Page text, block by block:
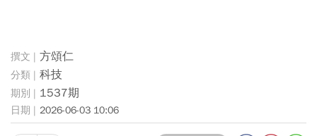
方頌仁
科技
1537期
2026-06-03 10:06